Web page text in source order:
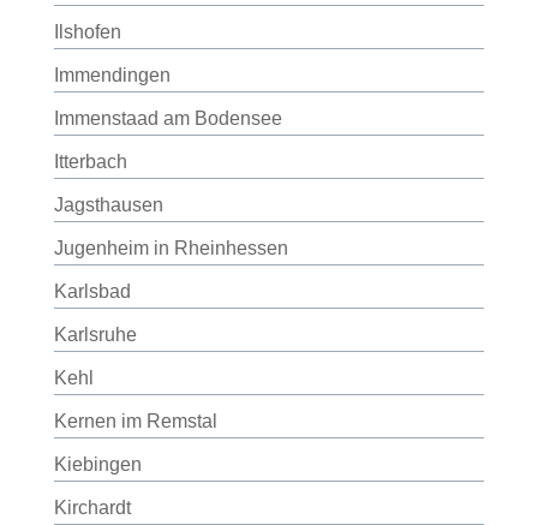
Ilshofen
Immendingen
Immenstaad am Bodensee
Itterbach
Jagsthausen
Jugenheim in Rheinhessen
Karlsbad
Karlsruhe
Kehl
Kernen im Remstal
Kiebingen
Kirchardt